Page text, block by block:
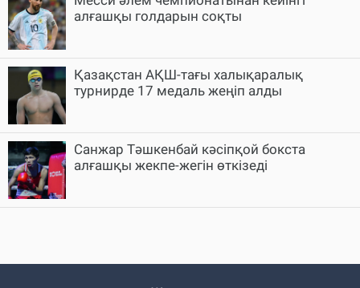
алғашқы голдарын соқты
Қазақстан АҚШ-тағы халықаралық
турнирде 17 медаль жеңіп алды
Санжар Тәшкенбай кәсіпқой бокста
алғашқы жекпе-жегін өткізеді